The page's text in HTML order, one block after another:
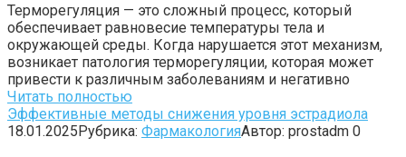
Терморегуляция — это сложный процесс, который
обеспечивает равновесие температуры тела и
окружающей среды. Когда нарушается этот механизм,
возникает патология терморегуляции, которая может
привести к различным заболеваниям и негативно
Читать полностью
Эффективные методы снижения уровня эстрадиола
18.01.2025Рубрика: ФармакологияАвтор: prostadm 0